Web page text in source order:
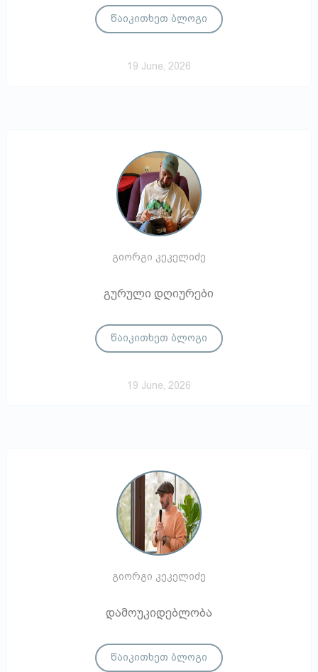
წაიკითხეთ ბლოგი
19 June, 2026
გიორგი კეკელიძე
გურული დღიურები
წაიკითხეთ ბლოგი
19 June, 2026
გიორგი კეკელიძე
დამოუკიდებლობა
წაიკითხეთ ბლოგი